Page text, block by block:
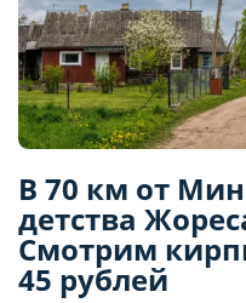
В 70 км от
детства
Смотрим
45 рублей